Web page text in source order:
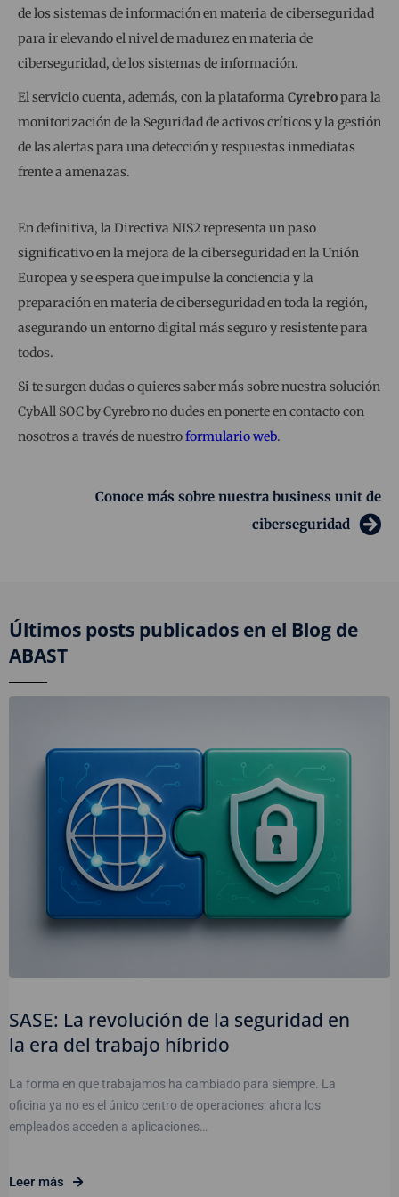
de los sistemas de información en materia de ciberseguridad
para ir elevando el nivel de madurez en materia de
ciberseguridad, de los sistemas de información.
El servicio cuenta, además, con la plataforma Cyrebropara la
monitorización de la Seguridad de activos críticos y la gestión
de las alertas para una detección y respuestas inmediatas
frente a amenazas.
En definitiva, la Directiva NIS2 representa un paso
significativo en la mejora de la ciberseguridad en la Unión
Europea y se espera que impulse la conciencia y la
preparación en materia de ciberseguridad en toda la región,
asegurando un entorno digital más seguro y resistente para
todos.
Si te surgen dudas o quieres saber más sobre nuestra solución
CybAll SOC by Cyrebro no dudes en ponerte en contacto con
nosotros a través de nuestroformulario web.
Conoce más sobre nuestra business unit de
ciberseguridad
Últimos posts publicados en el Blog de
ABAST
SASE: La revolución de la seguridad en
la era del trabajo híbrido
La forma en que trabajamos ha cambiado para siempre. La
oficina ya no es el único centro de operaciones; ahora los
empleados acceden a aplicaciones…
Leer más